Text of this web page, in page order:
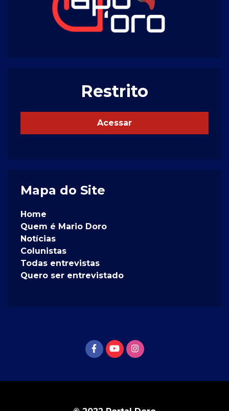
Restrito
Acessar
Mapa do Site
Home
Quem é Mario Doro
Notícias
Colunistas
Todas entrevistas
Quero ser entrevistado